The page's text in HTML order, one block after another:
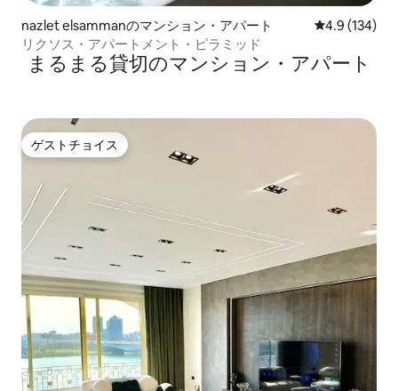
nazlet elsammanのマンション・アパート レビュー134
4.9 (134)
リクソス・アパートメント・ピラミッド
まるまる貸切のマンション・アパート
ゲストチョイス
ゲストチョイス